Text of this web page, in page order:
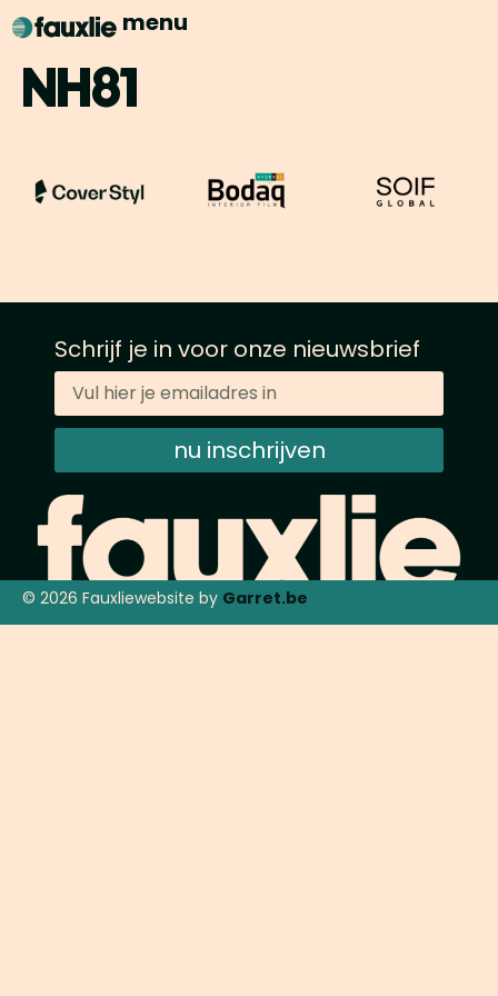
menu
NH81
Schrijf je in voor onze nieuwsbrief
nu inschrijven
© 2026 Fauxliewebsite by Garret.be